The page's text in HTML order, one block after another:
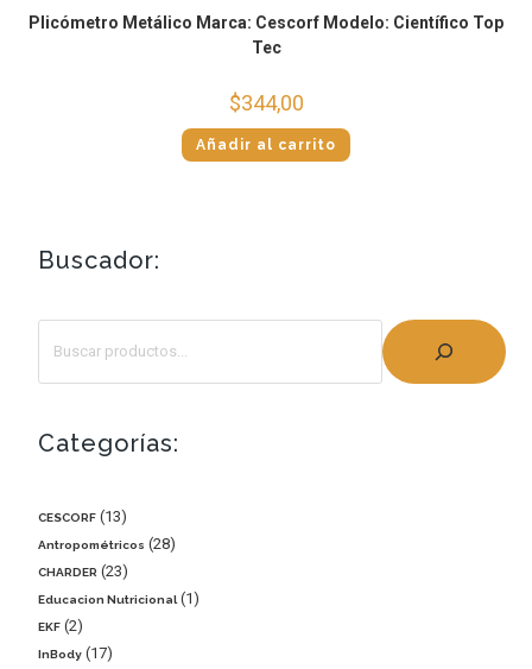
Plicómetro Metálico Marca: Cescorf Modelo: Científico Top
Tec
$344,00
Añadir al carrito
Buscador:
Categorías:
CESCORF 13
Antropométricos 28
CHARDER 23
Educacion Nutricional 1
EKF 2
InBody 17